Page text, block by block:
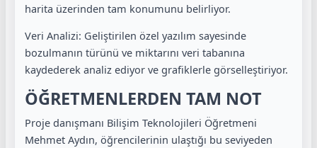
harita üzerinden tam konumunu belirliyor.
Veri Analizi: Geliştirilen özel yazılım sayesinde
bozulmanın türünü ve miktarını veri tabanına
kaydederek analiz ediyor ve grafiklerle görselleştiriyor.
ÖĞRETMENLERDEN TAM NOT
Proje danışmanı Bilişim Teknolojileri Öğretmeni
Mehmet Aydın, öğrencilerinin ulaştığı bu seviyeden